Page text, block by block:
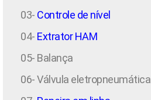
03- Controle de nível
04- Extrator HAM
05- Balança
06- Válvula eletropneumática